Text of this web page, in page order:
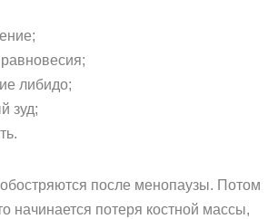
либидо;
зуд;
после менопаузы. Потом
начинается потеря костной массы,